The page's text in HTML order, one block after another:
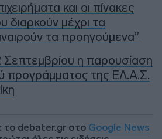
και οι πίνακες
διαρκούν μέχρι τα
τα προηγούμενα”
Σεπτεμβρίου η παρουσίαση
προγράμματος της ΕΛ.Α.Σ.
το debater.gr στο Google News